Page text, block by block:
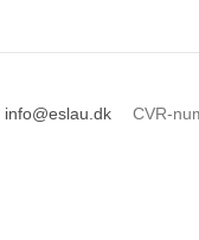
info@eslau.dk CVR-